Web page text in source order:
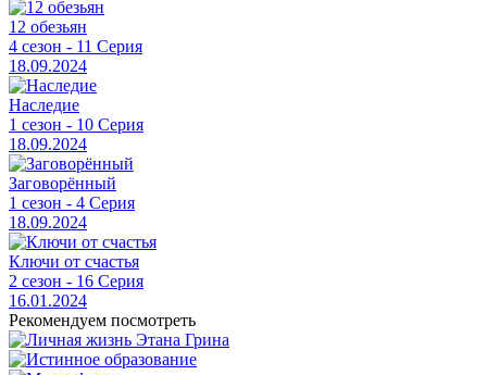
12 обезьян
4 сезон - 11 Серия
18.09.2024
Наследие
1 сезон - 10 Серия
18.09.2024
Заговорённый
1 сезон - 4 Серия
18.09.2024
Ключи от счастья
2 сезон - 16 Серия
16.01.2024
Рекомендуем посмотреть